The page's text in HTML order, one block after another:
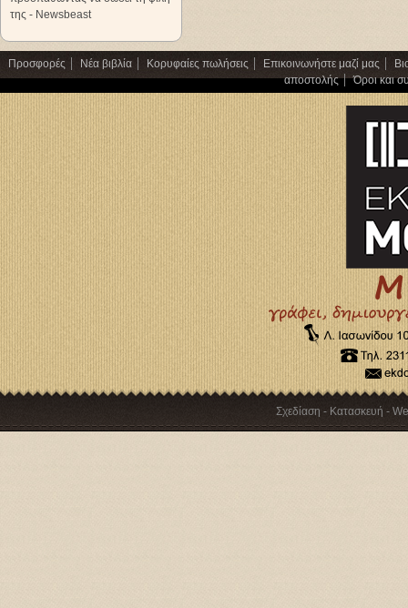
της - Newsbeast
Προσφορές Νέα βιβλία Κορυφαίες πωλήσεις Επικοινωνήστε μαζί μας
αποστολής
Όροι και
Σχεδίαση - Κατασκευή -